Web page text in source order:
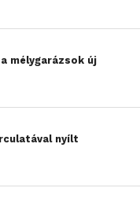
mélygarázsok új
nyílt